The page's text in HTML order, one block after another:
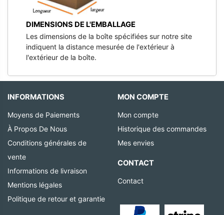
DIMENSIONS DE L'EMBALLAGE
Les dimensions de la boîte spécifiées sur notre site
indiquent la distance mesurée de l'extérieur à
l'extérieur de la boîte.
INFORMATIONS
Moyens de Paiements
À Propos De Nous
Conditions générales de
vente
Informations de livraison
Mentions légales
Politique de retour et garantie
MON COMPTE
Mon compte
Historique des commandes
Mes envies
CONTACT
Contact